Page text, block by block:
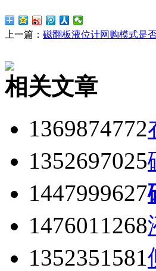
上一篇： 磁翻板液位计网购模式是
相关文章
1369874772
1352697025
1447999627
1476011268
1352351581